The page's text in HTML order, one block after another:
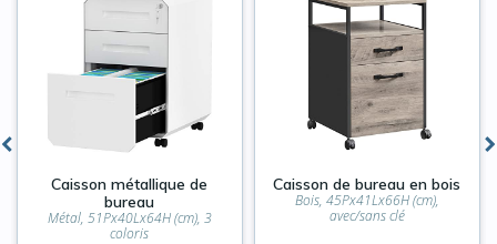
Caisson métallique de
bureau
Métal, 51Px40Lx64H (cm), 3
coloris
Caisson de bureau en bois
Bois, 45Px41Lx66H (cm),
avec/sans clé